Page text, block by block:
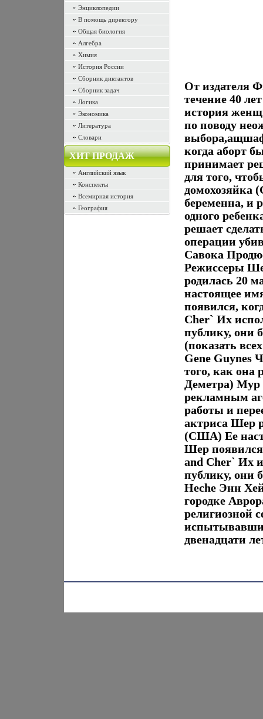
Энциклопедии
В помощь директору
Общая биология
Алгебра
Химия
История России
Сборник диктантов
Сборник задач
Логика
Экономика
Литература
Словари
ХИТ ПРОДАЖ
Английский язык
Конспекты
Всемирная история
География
От издателя
течение 40
история
по поводу
выбора,ащшаф
когда аборт
принимает
для того,
домохозяйка
беременна, и
одного
решает
операции
Савока
Режиссеры
родилась 20
настоящее
появился,
Cher` Их
публику, они
(показать
Gene Guynes
того, как она
Деметра) Мур
рекламным
работы и
актриса Шер
(США) Ее
Шер
and Cher` Их
публику, они
Heche Энн
городке
религиозной
двенадцати